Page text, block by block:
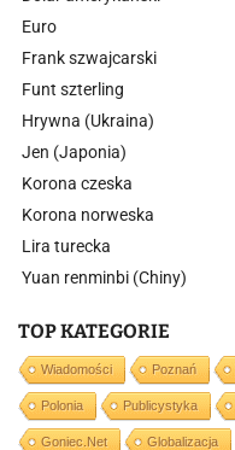
Euro
Frank szwajcarski
Funt szterling
Hrywna (Ukraina)
Jen (Japonia)
Korona czeska
Korona norweska
Lira turecka
Yuan renminbi (Chiny)
TOP KATEGORIE
Wiadomości Poznań
Polonia Publicystyka
Goniec.net Globalizacja